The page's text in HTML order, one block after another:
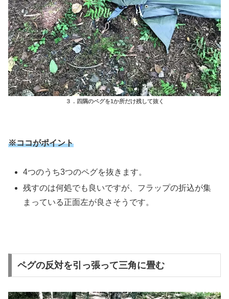
３．四隅のペグを1か所だけ残して抜く
※ココがポイント
4つのうち3つのペグを抜きます。
残すのは何処でも良いですが、フラップの折込が集
まっている正面左が良さそうです。
ペグの反対を引っ張って三角に畳む